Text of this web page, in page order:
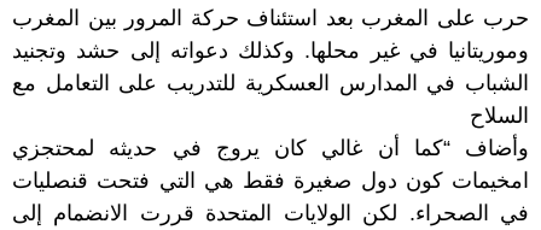
حرب على المغرب بعد استئناف حركة المرور بين المغرب
وموريتانيا في غير محلها. وكذلك دعواته إلى حشد وتجنيد
الشباب في المدارس العسكرية للتدريب على التعامل مع
السلاح
وأضاف “كما أن غالي كان يروج في حديثه لمحتجزي
امخيمات كون دول صغيرة فقط هي التي فتحت قنصليات
في الصحراء. لكن الولايات المتحدة قررت الانضمام إلى